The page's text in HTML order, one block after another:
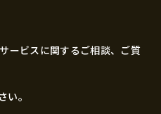
ービスに関するご相談、ご質
。